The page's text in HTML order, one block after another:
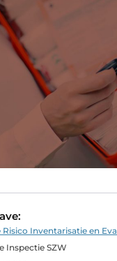
Risico Inventarisatie en
Inspectie SZW